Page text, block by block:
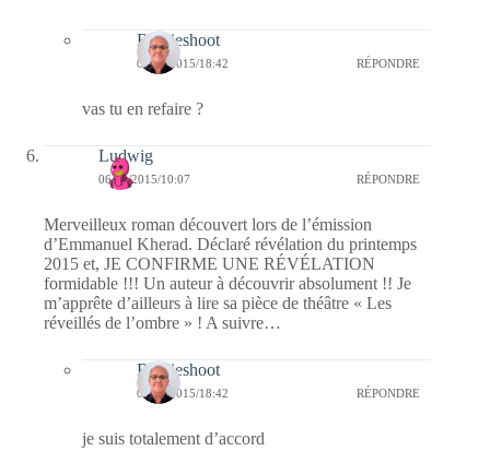
Bernieshoot
06/06/2015/18:42 RÉPONDRE
vas tu en refaire ?
Ludwig
06/06/2015/10:07 RÉPONDRE
Merveilleux roman découvert lors de l’émission
d’Emmanuel Kherad. Déclaré révélation du printemps
2015 et, JE CONFIRME UNE RÉVÉLATION
formidable !!! Un auteur à découvrir absolument !! Je
m’apprête d’ailleurs à lire sa pièce de théâtre « Les
réveillés de l’ombre » ! A suivre…
Bernieshoot
06/06/2015/18:42 RÉPONDRE
je suis totalement d’accord